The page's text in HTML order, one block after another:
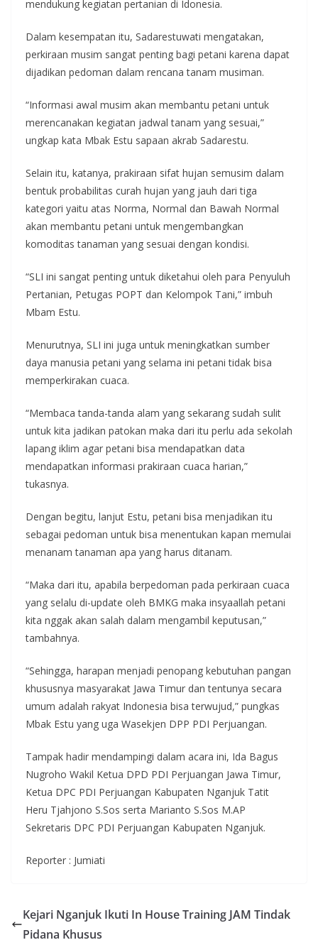
mendukung kegiatan pertanian di Idonesia.
Dalam kesempatan itu, Sadarestuwati mengatakan,
perkiraan musim sangat penting bagi petani karena dapat
dijadikan pedoman dalam rencana tanam musiman.
“Informasi awal musim akan membantu petani untuk
merencanakan kegiatan jadwal tanam yang sesuai,”
ungkap kata Mbak Estu sapaan akrab Sadarestu.
Selain itu, katanya, prakiraan sifat hujan semusim dalam
bentuk probabilitas curah hujan yang jauh dari tiga
kategori yaitu atas Norma, Normal dan Bawah Normal
akan membantu petani untuk mengembangkan
komoditas tanaman yang sesuai dengan kondisi.
“SLI ini sangat penting untuk diketahui oleh para Penyuluh
Pertanian, Petugas POPT dan Kelompok Tani,” imbuh
Mbam Estu.
Menurutnya, SLI ini juga untuk meningkatkan sumber
daya manusia petani yang selama ini petani tidak bisa
memperkirakan cuaca.
“Membaca tanda-tanda alam yang sekarang sudah sulit
untuk kita jadikan patokan maka dari itu perlu ada sekolah
lapang iklim agar petani bisa mendapatkan data
mendapatkan informasi prakiraan cuaca harian,”
tukasnya.
Dengan begitu, lanjut Estu, petani bisa menjadikan itu
sebagai pedoman untuk bisa menentukan kapan memulai
menanam tanaman apa yang harus ditanam.
“Maka dari itu, apabila berpedoman pada perkiraan cuaca
yang selalu di-update oleh BMKG maka insyaallah petani
kita nggak akan salah dalam mengambil keputusan,”
tambahnya.
“Sehingga, harapan menjadi penopang kebutuhan pangan
khususnya masyarakat Jawa Timur dan tentunya secara
umum adalah rakyat Indonesia bisa terwujud,” pungkas
Mbak Estu yang uga Wasekjen DPP PDI Perjuangan.
Tampak hadir mendampingi dalam acara ini, Ida Bagus
Nugroho Wakil Ketua DPD PDI Perjuangan Jawa Timur,
Ketua DPC PDI Perjuangan Kabupaten Nganjuk Tatit
Heru Tjahjono S.Sos serta Marianto S.Sos M.AP
Sekretaris DPC PDI Perjuangan Kabupaten Nganjuk.
Reporter : Jumiati
Kejari Nganjuk Ikuti In House Training JAM Tindak
Pidana Khusus